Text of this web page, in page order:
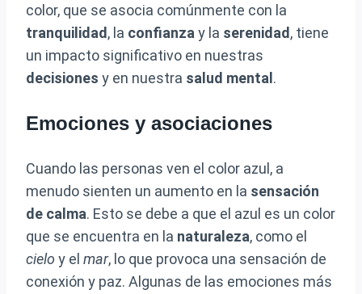
color, que se asocia comúnmente con la
tranquilidad, la confianza y la serenidad, tiene
un impacto significativo en nuestras
decisiones y en nuestra salud mental.
Emociones y asociaciones
Cuando las personas ven el color azul, a
menudo sienten un aumento en la sensación
de calma. Esto se debe a que el azul es un color
que se encuentra en la naturaleza, como el
cielo y el mar, lo que provoca una sensación de
conexión y paz. Algunas de las emociones más